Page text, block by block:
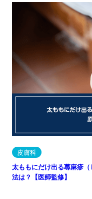
皮膚科
太ももにだけ出る蕁麻疹
法は？【医師監修】